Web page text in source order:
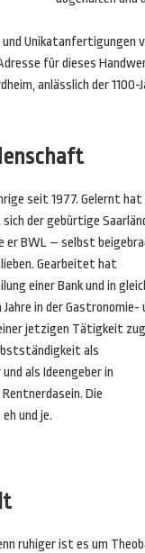
Unikatanfertigungen
für dieses
anlässlich der
seit 1977. Gelernt hat
der gebürtige
er BWL – selbst
Gearbeitet hat
einer Bank und in
in der Gastronomie-
jetzigen Tätigkeit
als
als Ideengeber in
Die
und je.
ruhiger ist es um